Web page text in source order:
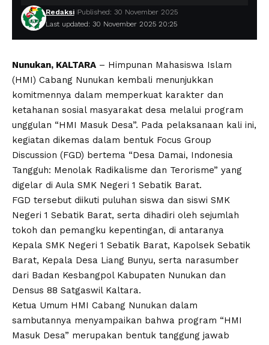
Last updated: 30 November 2025 20:25
Redaksi Published: 30 November 2025
Nunukan, KALTARA – Himpunan Mahasiswa Islam
(HMI) Cabang Nunukan kembali menunjukkan
komitmennya dalam memperkuat karakter dan
ketahanan sosial masyarakat desa melalui program
unggulan “HMI Masuk Desa”. Pada pelaksanaan kali ini,
kegiatan dikemas dalam bentuk Focus Group
Discussion (FGD) bertema “Desa Damai, Indonesia
Tangguh: Menolak Radikalisme dan Terorisme” yang
digelar di Aula SMK Negeri 1 Sebatik Barat.
FGD tersebut diikuti puluhan siswa dan siswi SMK
Negeri 1 Sebatik Barat, serta dihadiri oleh sejumlah
tokoh dan pemangku kepentingan, di antaranya
Kepala SMK Negeri 1 Sebatik Barat, Kapolsek Sebatik
Barat, Kepala Desa Liang Bunyu, serta narasumber
dari Badan Kesbangpol Kabupaten Nunukan dan
Densus 88 Satgaswil Kaltara.
Ketua Umum HMI Cabang Nunukan dalam
sambutannya menyampaikan bahwa program “HMI
Masuk Desa” merupakan bentuk tanggung jawab